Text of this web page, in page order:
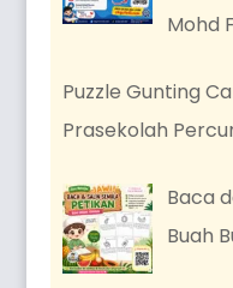
Mohd
Puzzle Gunting
Prasekolah
Baca
Buah